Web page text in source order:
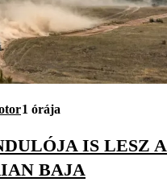
1 órája
IS LESZ A
BAJA